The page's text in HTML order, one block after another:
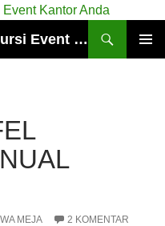
Pusat Sewa Meja & Sewa Kursi Event Kantor Anda
MEJA 2 KOMENTAR